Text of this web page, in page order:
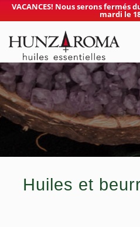
VACANCES! Nous serons fermés
mardi le
Huiles et